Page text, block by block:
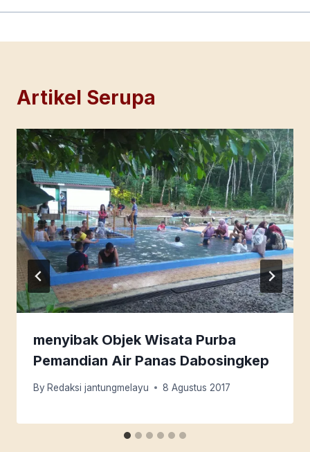
Artikel Serupa
menyibak Objek Wisata Purba
Pemandian Air Panas Dabosingkep
By Redaksi jantungmelayu 8 Agustus 2017